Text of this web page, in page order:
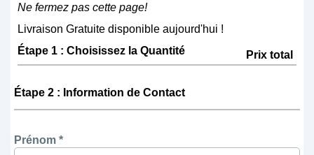
Ne fermez pas cette page!
Livraison Gratuite disponible aujourd'hui !
Étape 1 : Choisissez la Quantité
Prix total
Étape 2 : Information de Contact
Prénom *